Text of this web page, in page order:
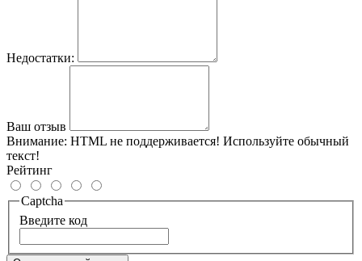
Недостатки:
Ваш отзыв
Внимание: HTML не поддерживается! Используйте обычный
текст!
Рейтинг
Captcha
Введите код